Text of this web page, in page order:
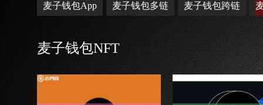
麦子钱包App 麦子钱包多链 麦子钱包跨链
麦子钱包NFT